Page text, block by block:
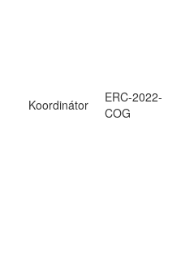
Koordinátor
ERC-2022-
COG